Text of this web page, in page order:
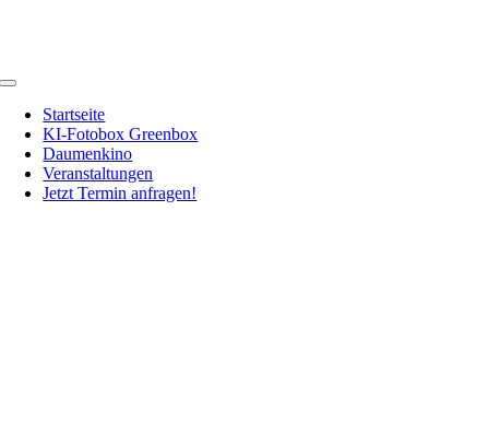
Toggle
NavigationStartseite
KI-Fotobox Greenbox
Daumenkino
Veranstaltungen
Jetzt Termin anfragen!